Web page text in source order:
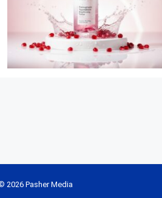
2026 Pasher Media